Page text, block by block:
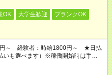
OK 大学生歓迎
ブランクOK
円～ 経験者：時給1800円～ ★日払
いも選べます）※稼働開始時は手続き
す。